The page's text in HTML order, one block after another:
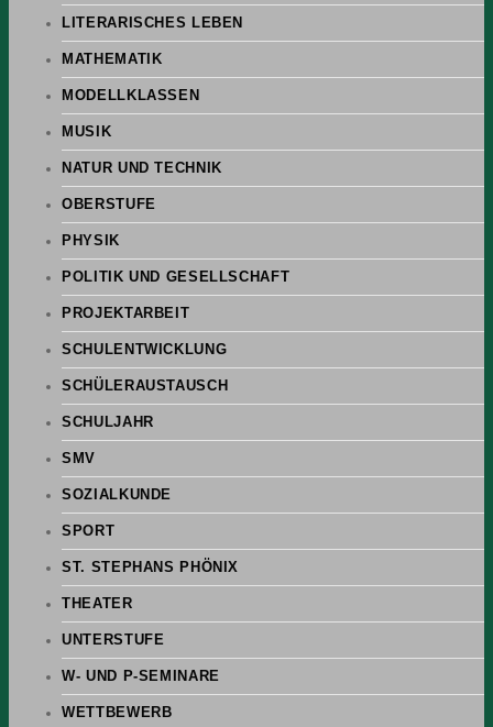
LITERARISCHES LEBEN
MATHEMATIK
MODELLKLASSEN
MUSIK
NATUR UND TECHNIK
OBERSTUFE
PHYSIK
POLITIK UND GESELLSCHAFT
PROJEKTARBEIT
SCHULENTWICKLUNG
SCHÜLERAUSTAUSCH
SCHULJAHR
SMV
SOZIALKUNDE
SPORT
ST. STEPHANS PHÖNIX
THEATER
UNTERSTUFE
W- UND P-SEMINARE
WETTBEWERB